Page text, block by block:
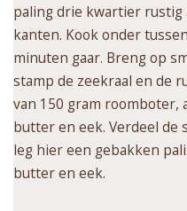
paling drie kwartier rustig
kanten. Kook onder
minuten gaar. Breng op
stamp de zeekraal en de
van 150 gram roomboter,
butter en eek. Verdeel de
leg hier een gebakken
butter en eek.